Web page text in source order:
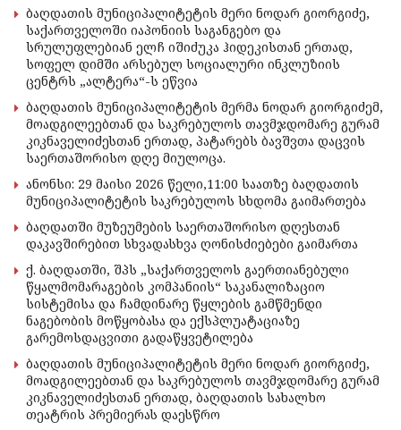
ბაღდათის მუნიციპალიტეტის მერი ნოდარ გიორგიძე,
საქართველოში იაპონიის საგანგებო და
სრულუფლებიან ელჩ იშიძუკა ჰიდეკისთან ერთად,
სოფელ დიმში არსებულ სოციალური ინკლუზიის
ცენტრს „ალტერა“-ს ეწვია
ბაღდათის მუნიციპალიტეტის მერმა ნოდარ გიორგიძემ,
მოადგილეებთან და საკრებულოს თავმჯდომარე გურამ
კიკნაველიძესთან ერთად, პატარებს ბავშვთა დაცვის
საერთაშორისო დღე მიულოცა.
ანონსი: 29 მაისი 2026 წელი,11:00 საათზე ბაღდათის
მუნიციპალიტეტის საკრებულოს სხდომა გაიმართება
ბაღდათში მუზეუმების საერთაშორისო დღესთან
დაკავშირებით სხვადასხვა ღონისძიებები გაიმართა
ქ. ბაღდათში, შპს „საქართველოს გაერთიანებული
წყალმომარაგების კომპანიის“ საკანალიზაციო
სისტემისა და ჩამდინარე წყლების გამწმენდი
ნაგებობის მოწყობასა და ექსპლუატაციაზე
გარემოსდაცვითი გადაწყვეტილება
ბაღდათის მუნიციპალიტეტის მერი ნოდარ გიორგიძე,
მოადგილეებთან და საკრებულოს თავმჯდომარე გურამ
კიკნაველიძესთან ერთად, ბაღდათის სახალხო
თეატრის პრემიერას დაესწრო